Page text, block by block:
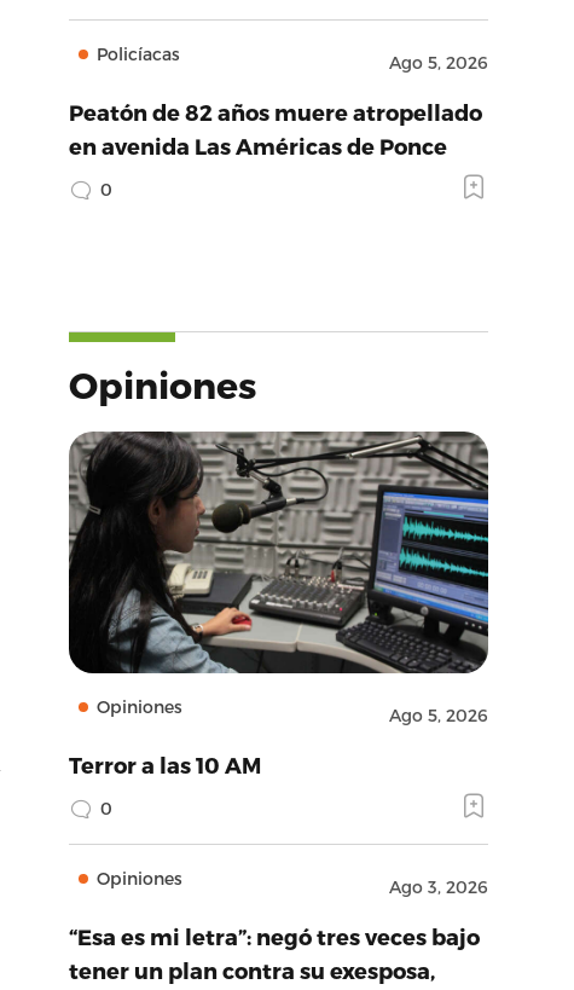
Policíacas Ago 5, 2026
Peatón de 82 años muere atropellado
en avenida Las Américas de Ponce
0
Opiniones
Opiniones Ago 5, 2026
Terror a las 10 AM
0
Opiniones Ago 3, 2026
“Esa es mi letra”: negó tres veces bajo
tener un plan contra su exesposa,